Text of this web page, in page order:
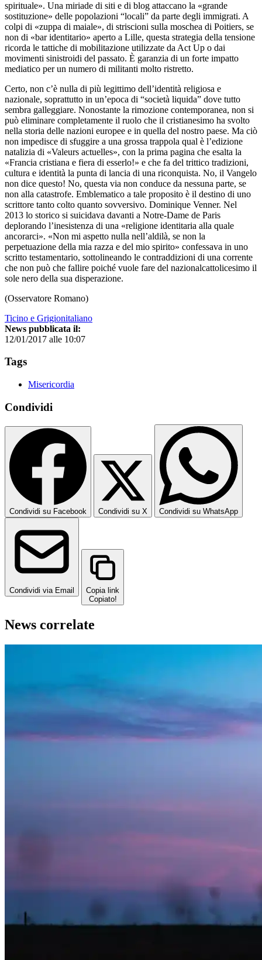
spirituale». Una miriade di siti e di blog attaccano la «grande
sostituzione» delle popolazioni “locali” da parte degli immigrati. A
colpi di «zuppa di maiale», di striscioni sulla moschea di Poitiers, se
non di «bar identitario» aperto a Lille, questa strategia della tensione
ricorda le tattiche di mobilitazione utilizzate da Act Up o dai
movimenti sinistroidi del passato. È garanzia di un forte impatto
mediatico per un numero di militanti molto ristretto.
Certo, non c’è nulla di più legittimo dell’identità religiosa e
nazionale, soprattutto in un’epoca di “società liquida” dove tutto
sembra galleggiare. Nonostante la rimozione contemporanea, non si
può eliminare completamente il ruolo che il cristianesimo ha svolto
nella storia delle nazioni europee e in quella del nostro paese. Ma ciò
non impedisce di sfuggire a una grossa trappola qual è l’edizione
natalizia di «Valeurs actuelles», con la prima pagina che esalta la
«Francia cristiana e fiera di esserlo!» e che fa del trittico tradizioni,
cultura e identità la punta di lancia di una riconquista. No, il Vangelo
non dice questo! No, questa via non conduce da nessuna parte, se
non alla catastrofe. Emblematico a tale proposito è il destino di uno
scrittore tanto colto quanto sovversivo. Dominique Venner. Nel
2013 lo storico si suicidava davanti a Notre-Dame de Paris
deplorando l’inesistenza di una «religione identitaria alla quale
ancorarci». «Non mi aspetto nulla nell’aldilà, se non la
perpetuazione della mia razza e del mio spirito» confessava in uno
scritto testamentario, sottolineando le contraddizioni di una corrente
che non può che fallire poiché vuole fare del nazionalcattolicesimo il
sole nero della sua disperazione.
(Osservatore Romano)
Ticino e Grigionitaliano
News pubblicata il:
12/01/2017 alle 10:07
Tags
Misericordia
Condividi
Condividi su Facebook Condividi su X Condividi su WhatsApp
Condividi via Email
Copia link
Copiato!
News correlate